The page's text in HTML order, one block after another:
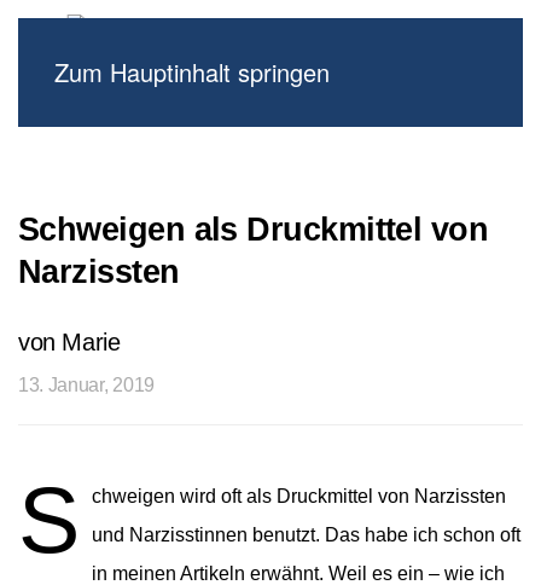
Zum Hauptinhalt springen
Schweigen als Druckmittel von
Narzissten
von Marie
13. Januar, 2019
S
chweigen wird oft als Druckmittel von Narzissten
und Narzisstinnen benutzt. Das habe ich schon oft
in meinen Artikeln erwähnt. Weil es ein – wie ich